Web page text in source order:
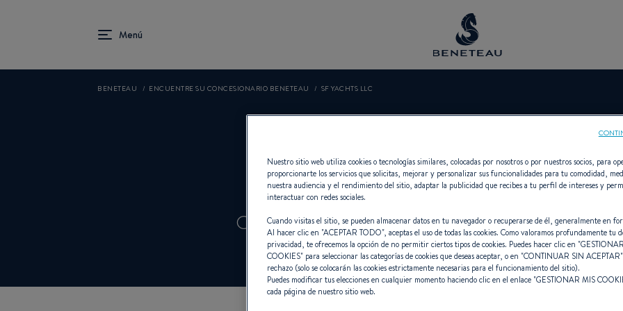
BENETEAU ENCUENTRE SU CONCESIONARIO BENETEAU SF YACHTS LLC
SF YACHTS
Concesionario Intraborda, Fueraborda para
Nuestro sitio web utiliza cookies o tecnologías similares, colocadas por nosotros o por nuestros socios, para
proporcionarte los servicios que solicitas, mejorar y personalizar sus funcionalidades para tu comodidad,
nuestra audiencia y el rendimiento del sitio, adaptar la publicidad que recibes a tu perfil de intereses y
interactuar con redes sociales.
Cuando visitas el sitio, se pueden almacenar datos en tu navegador o recuperarse de él, generalmente en
Al hacer clic en "ACEPTAR TODO", aceptas el uso de todas las cookies. Como valoramos profundamente tu
privacidad, te ofrecemos la opción de no permitir ciertos tipos de cookies. Puedes hacer clic en "
COOKIES" para seleccionar las categorías de cookies que deseas aceptar, o en "CONTINUAR SIN ACEPTAR
rechazo (solo se colocarán las cookies estrictamente necesarias para el funcionamiento del sitio).
Puedes modificar tus elecciones en cualquier momento haciendo clic en el enlace "GESTIONAR MIS
cada página de nuestro sitio web.